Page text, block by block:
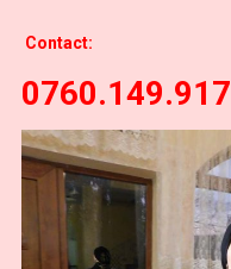
Contact:
0760.149.917